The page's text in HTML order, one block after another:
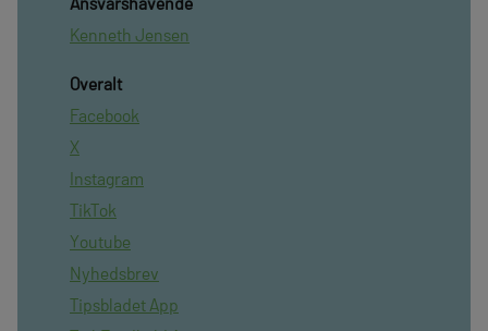
Kenneth Jensen
Overalt
Facebook
X
Instagram
TikTok
Youtube
Nyhedsbrev
Tipsbladet App